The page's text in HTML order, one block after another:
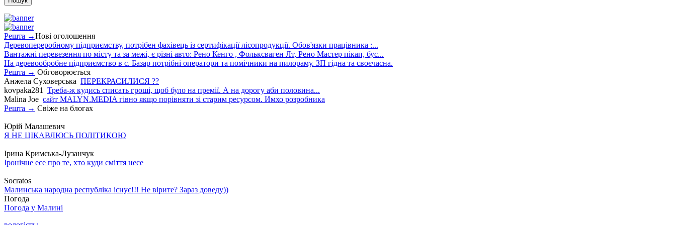
Решта →Нові оголошення
Деревопереробному підприємству, потрібен фахівець із сертифікації лісопродукції. Обов'язки працівника :...
Вантажні перевезення по місту та за межі, є різні авто: Рено Кенго , Фольксваген Лт, Рено Мастер пікап, бус...
На деревообробне підприємство в с. Базар потрібні оператори та помічники на пилораму. ЗП гідна та своєчасна.
Решта → Обговорюється
Анжела Суховерська ПЕРЕКРАСИЛИСЯ ??
kovpaka281
Треба-ж кудись списать гроші, щоб було на премії. А на дорогу аби половина...
Malina Joe сайт MALYN.MEDIA гiвно якщо порiвняти зi старим ресурсом. Имхо розробника
Решта → Свіже на блогах
Юрій Малашевич
Я НЕ ЦІКАВЛЮСЬ ПОЛІТИКОЮ
Ірина Кримська-Лузанчук
Іронічне есе про те, хто куди сміття несе
Socratos
Малинська народна республіка існує!!! Не вірите? Зараз доведу))
Погода
Погода у Малині